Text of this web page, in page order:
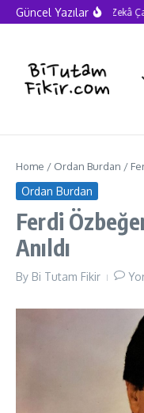
Skip to content
Güncel YazılarYapay Zekâ
Home / Ordan Burdan /
Ordan Burdan
Ferdi
Anıldı
By Bi Tutam Fikir